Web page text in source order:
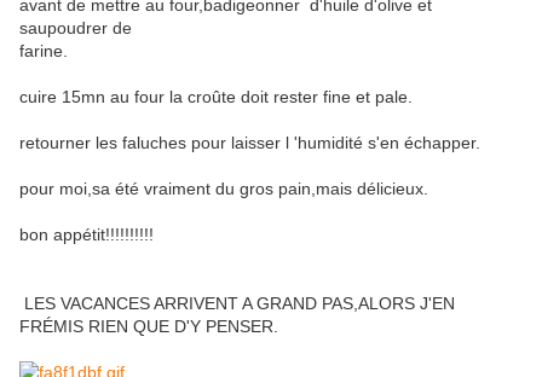
avant de mettre au four,badigeonner d'huile d'olive et
saupoudrer de
farine.
cuire 15mn au four la croûte doit rester fine et pale.
retourner les faluches pour laisser l 'humidité s'en échapper.
pour moi,sa été vraiment du gros pain,mais délicieux.
bon appétit!!!!!!!!!!
LES VACANCES ARRIVENT A GRAND PAS,ALORS J'EN
FRÉMIS RIEN QUE D'Y PENSER.